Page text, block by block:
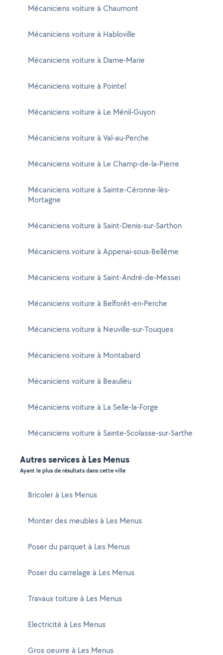
Mécaniciens voiture à Chaumont
Mécaniciens voiture à Habloville
Mécaniciens voiture à Dame-Marie
Mécaniciens voiture à Pointel
Mécaniciens voiture à Le Ménil-Guyon
Mécaniciens voiture à Val-au-Perche
Mécaniciens voiture à Le Champ-de-la-Pierre
Mécaniciens voiture à Sainte-Céronne-lès-
Mortagne
Mécaniciens voiture à Saint-Denis-sur-Sarthon
Mécaniciens voiture à Appenai-sous-Bellême
Mécaniciens voiture à Saint-André-de-Messei
Mécaniciens voiture à Belforêt-en-Perche
Mécaniciens voiture à Neuville-sur-Touques
Mécaniciens voiture à Montabard
Mécaniciens voiture à Beaulieu
Mécaniciens voiture à La Selle-la-Forge
Mécaniciens voiture à Sainte-Scolasse-sur-Sarthe
Autres services à Les Menus
Ayant le plus de résultats dans cette ville
Bricoler à Les Menus
Monter des meubles à Les Menus
Poser du parquet à Les Menus
Poser du carrelage à Les Menus
Travaux toiture à Les Menus
Electricité à Les Menus
Gros oeuvre à Les Menus